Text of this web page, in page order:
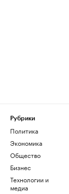
Рубрики
Политика
Экономика
Общество
Бизнес
Технологии и
медиа